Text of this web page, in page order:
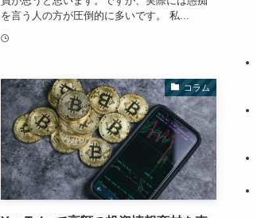
を言う人の方が圧倒的に多いです。 私...
コラム